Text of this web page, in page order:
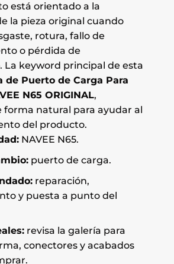
está orientado a la
la pieza original cuando
rotura, fallo de
o pérdida de
La keyword principal de esta
de Puerto de Carga Para
N65 ORIGINAL,
forma natural para ayudar al
del producto.
NAVEE N65.
puerto de carga.
reparación,
y puesta a punto del
revisa la galería para
conectores y acabados